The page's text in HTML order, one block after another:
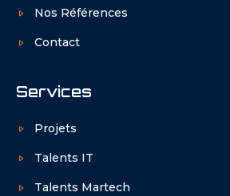
Nos Références
Contact
Services
Projets
Talents IT
Talents Martech